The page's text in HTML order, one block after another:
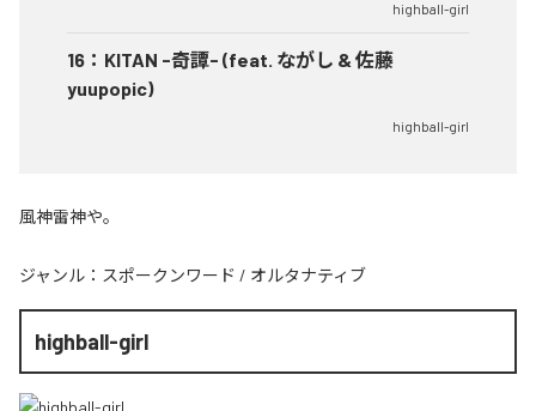
highball-girl
16 ： KITAN -奇譚- (feat. ながし & 佐藤
yuupopic)
highball-girl
風神雷神や。
ジャンル： スポークンワード / オルタナティブ
highball-girl